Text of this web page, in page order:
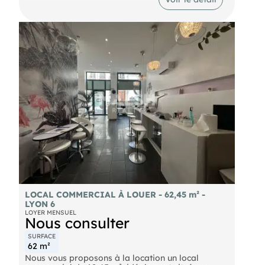
premier échange. Disponible fin octobre.
LOCAL COMMERCIAL À LOUER - 62,45 m² -
LYON 6
LOYER MENSUEL
Nous consulter
SURFACE
62 m²
Nous vous proposons à la location un local